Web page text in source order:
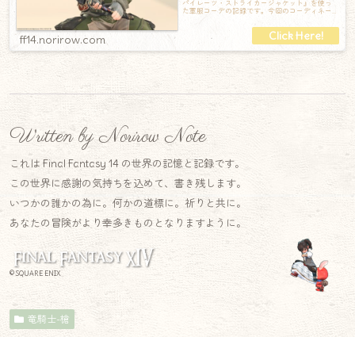
パイレーツ・ストライカージャケット』を使っ
た軍服コーデの記録です。今回のコーディネー
ff14.norirow.com
Written by Norirow Note
これは Final Fantasy 14 の世界の記憶と記録です。
この世界に感謝の気持ちを込めて、書き残します。
いつかの誰かの為に。何かの道標に。祈りと共に。
あなたの冒険がより幸多きものとなりますように。
© SQUARE ENIX
竜騎士-槍